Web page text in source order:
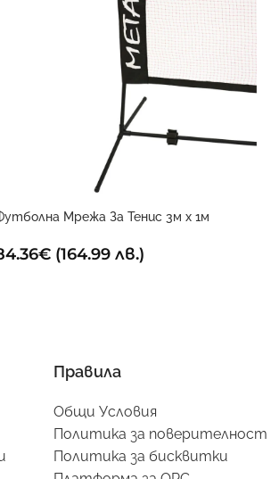
Мрежа За Тенис 3м x 1м
€ (164.99 лв.)
Правила
Общи Условия
Политика за поверителност
Политика за бисквитки